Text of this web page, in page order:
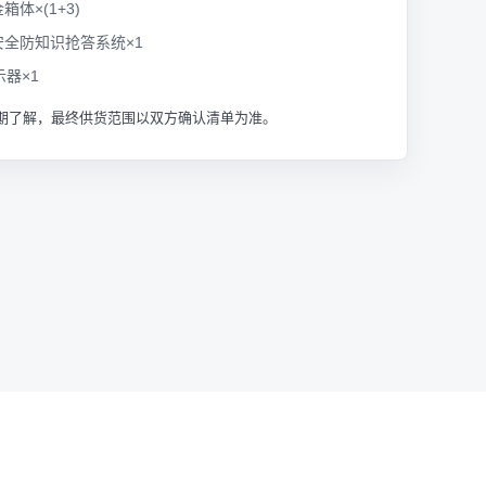
箱体×(1+3)
防知识抢答系统×1
器×1
了解，最终供货范围以双方确认清单为准。